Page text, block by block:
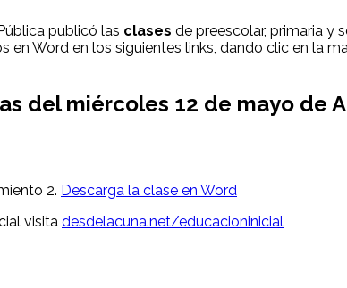
publicó las clases de preescolar, primaria y
Word en los siguientes links, dando clic en la
del miércoles 12 de mayo de
2. Descarga la clase en Word
visita desdelacuna.net/educacioninicial